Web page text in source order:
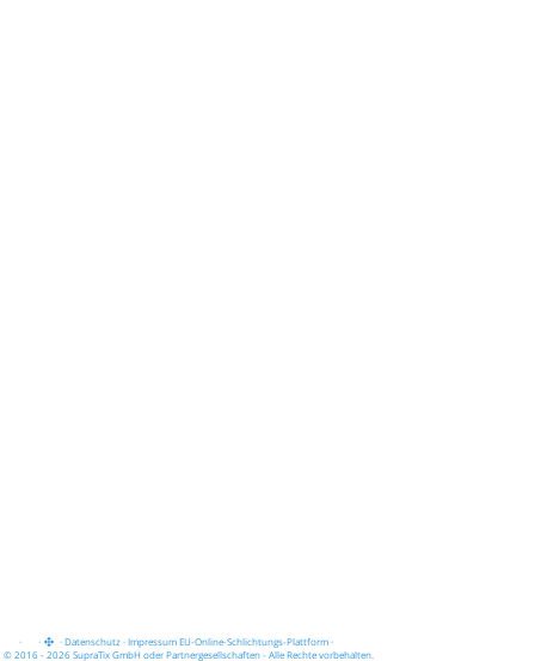
· · ·Datenschutz·Impressum EU-Online-Schlichtungs-Plattform·
© 2016 - 2026 SupraTix GmbH oder Partnergesellschaften - Alle Rechte vorbehalten.